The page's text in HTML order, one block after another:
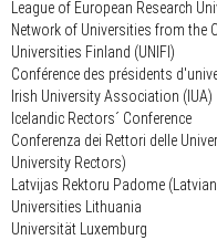
League of European Research
Network of Universities from the
Universities Finland (UNIFI)
Conférence des présidents
Irish University Association (IUA)
Icelandic Rectors´ Conference
Conferenza dei Rettori delle
University Rectors)
Latvijas Rektoru Padome
Universities Lithuania
Universität Luxemburg